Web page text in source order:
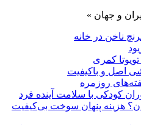
و جهان »
ناخن در خانه
اصل و باکیفیت
روزمره
کودکی با سلامت آینده فرد
هزینه پنهان سوخت بی‌کیفیت